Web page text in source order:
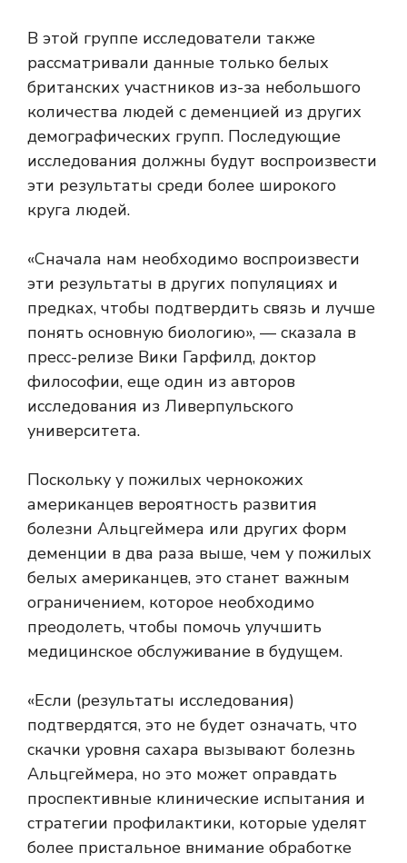
В этой группе исследователи также
рассматривали данные только белых
британских участников из-за небольшого
количества людей с деменцией из других
демографических групп. Последующие
исследования должны будут воспроизвести
эти результаты среди более широкого
круга людей.
«Сначала нам необходимо воспроизвести
эти результаты в других популяциях и
предках, чтобы подтвердить связь и лучше
понять основную биологию», — сказала в
пресс-релизе Вики Гарфилд, доктор
философии, еще один из авторов
исследования из Ливерпульского
университета.
Поскольку у пожилых чернокожих
американцев вероятность развития
болезни Альцгеймера или других форм
деменции в два раза выше, чем у пожилых
белых американцев, это станет важным
ограничением, которое необходимо
преодолеть, чтобы помочь улучшить
медицинское обслуживание в будущем.
«Если (результаты исследования)
подтвердятся, это не будет означать, что
скачки уровня сахара вызывают болезнь
Альцгеймера, но это может оправдать
проспективные клинические испытания и
стратегии профилактики, которые уделят
более пристальное внимание обработке